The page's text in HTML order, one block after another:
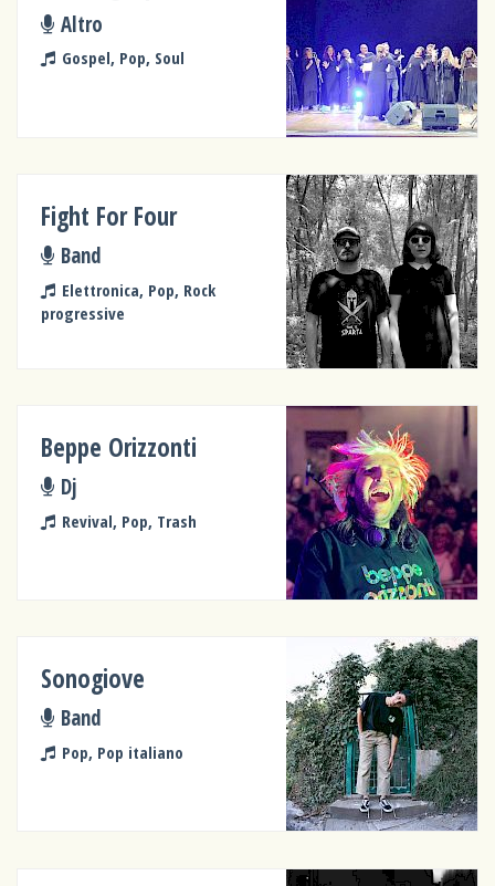
Altro
Gospel, Pop, Soul
Fight For Four
Band
Elettronica, Pop, Rock
progressive
Beppe Orizzonti
Dj
Revival, Pop, Trash
Sonogiove
Band
Pop, Pop italiano